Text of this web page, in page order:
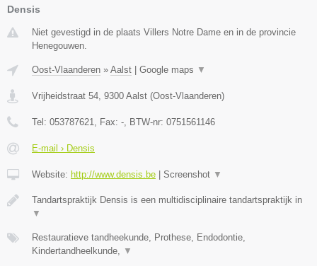
Densis
Niet gevestigd in de plaats Villers Notre Dame en in de provincie
Henegouwen.
Oost-Vlaanderen » Aalst Google maps ▼
Vrijheidstraat 54, 9300 Aalst (Oost-Vlaanderen)
Tel: 053787621, Fax: -, BTW-nr: 0751561146
E-mail › Densis
Website: http://www.densis.be Screenshot ▼
Tandartspraktijk Densis is een multidisciplinaire tandartspraktijk in
▼
Restauratieve tandheekunde, Prothese, Endodontie,
Kindertandheelkunde, ▼